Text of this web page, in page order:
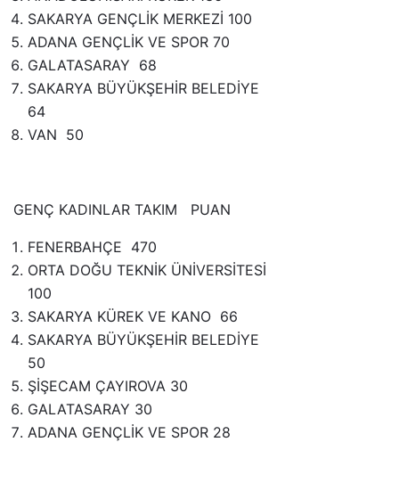
SAKARYA GENÇLİK MERKEZİ 100
ADANA GENÇLİK VE SPOR 70
GALATASARAY 68
SAKARYA BÜYÜKŞEHİR BELEDİYE
64
VAN 50
GENÇ KADINLAR TAKIM PUAN
FENERBAHÇE 470
ORTA DOĞU TEKNİK ÜNİVERSİTESİ
100
SAKARYA KÜREK VE KANO 66
SAKARYA BÜYÜKŞEHİR BELEDİYE
50
ŞİŞECAM ÇAYIROVA 30
GALATASARAY 30
ADANA GENÇLİK VE SPOR 28